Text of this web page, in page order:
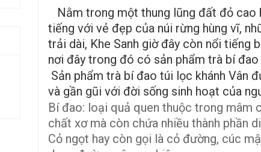
Nằm trong một thung lũng đất đỏ cao
tiếng với vẻ đẹp của núi rừng hùng vĩ,
trải dài, Khe Sanh giờ đây còn nổi tiếng
nơi đây trong đó có sản phẩm trà bí đao
Sản phẩm trà bí đao túi lọc khánh Vân
và gần gũi với đời sống sinh hoạt của
Bí đao: loại quả quen thuộc trong mâm
chất xơ mà còn chứa nhiều thành phần
Cỏ ngọt hay còn gọi là cỏ đường, cúc
Trà bí đao túi lọc Khánh Vân
80.000₫
Trà bí đao túi
80.000 ₫